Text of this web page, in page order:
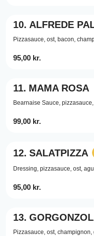
10. ALFREDE
Pizzasauce, ost, bacon,
95,00 kr.
11. MAMA ROSA
Bearnaise Sauce, pizzasauce,
99,00 kr.
12. SALATPIZZA
Dressing, pizzasauce, ost,
95,00 kr.
13.
Pizzasauce, ost, champignon,